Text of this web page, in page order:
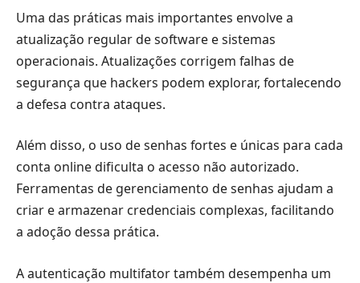
Uma das práticas mais importantes envolve a
atualização regular de software e sistemas
operacionais. Atualizações corrigem falhas de
segurança que hackers podem explorar, fortalecendo
a defesa contra ataques.
Além disso, o uso de senhas fortes e únicas para cada
conta online dificulta o acesso não autorizado.
Ferramentas de gerenciamento de senhas ajudam a
criar e armazenar credenciais complexas, facilitando
a adoção dessa prática.
A autenticação multifator também desempenha um